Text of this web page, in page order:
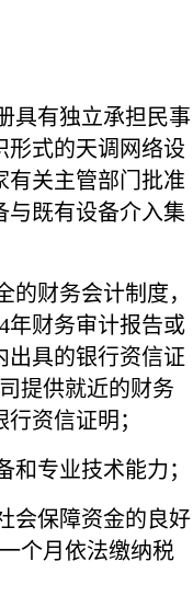
具有独立承担民事
形式的天调网络设
有关主管部门批准
与既有设备介入集
财务会计制度，
年财务审计报告或
出具的银行资信证
提供就近的财务
资信证明；
专业技术能力；
会保障资金的良好
个月依法缴纳税